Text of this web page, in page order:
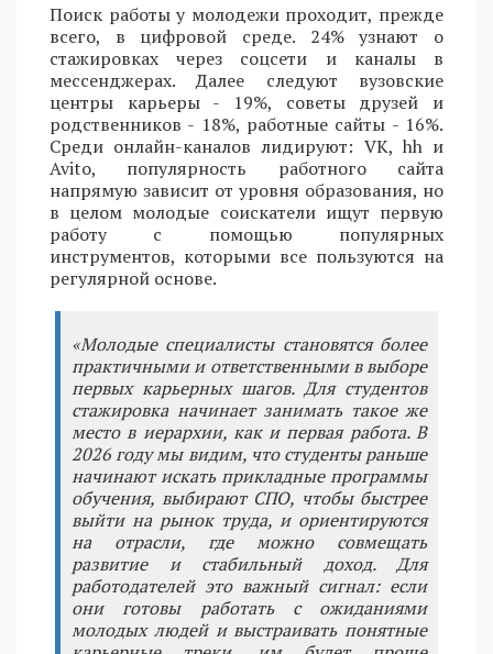
Поиск работы у молодежи проходит, прежде
всего, в цифровой среде. 24% узнают о
стажировках через соцсети и каналы в
мессенджерах. Далее следуют вузовские
центры карьеры - 19%, советы друзей и
родственников - 18%, работные сайты - 16%.
Среди онлайн-каналов лидируют: VK, hh и
Avito, популярность работного сайта
напрямую зависит от уровня образования, но
в целом молодые соискатели ищут первую
работу с помощью популярных
инструментов, которыми все пользуются на
регулярной основе.
«Молодые специалисты становятся более
практичными и ответственными в выборе
первых карьерных шагов. Для студентов
стажировка начинает занимать такое же
место в иерархии, как и первая работа. В
2026 году мы видим, что студенты раньше
начинают искать прикладные программы
обучения, выбирают СПО, чтобы быстрее
выйти на рынок труда, и ориентируются
на отрасли, где можно совмещать
развитие и стабильный доход. Для
работодателей это важный сигнал: если
они готовы работать с ожиданиями
молодых людей и выстраивать понятные